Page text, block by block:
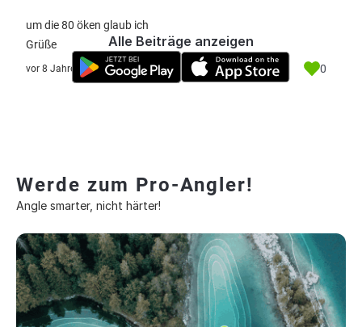
um die 80 öken glaub ich
Grüße
vor 8 Jahre 0
Alle Beiträge anzeigen
Werde zum Pro-Angler!
Angle smarter, nicht härter!